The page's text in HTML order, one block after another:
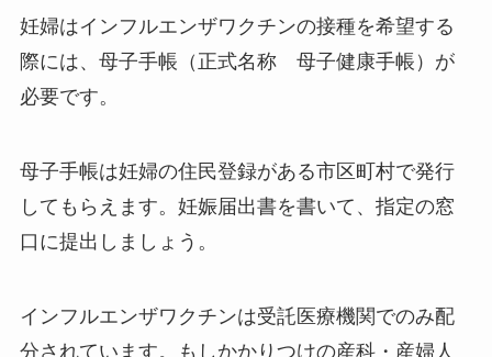
妊婦はインフルエンザワクチンの接種を希望する
際には、母子手帳（正式名称 母子健康手帳）が
必要です。
母子手帳は妊婦の住民登録がある市区町村で発行
してもらえます。妊娠届出書を書いて、指定の窓
口に提出しましょう。
インフルエンザワクチンは受託医療機関でのみ配
分されています。もしかかりつけの産科・産婦人